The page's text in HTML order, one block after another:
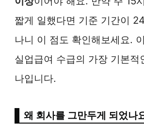
짧게 일했다면 기준 기간이
나니 이 점도 확인해보세요.
실업급여 수급의 가장 기본적
나입니다.
왜 회사를 그만두게 되었나